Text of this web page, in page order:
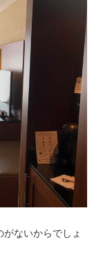
ないからでしょ